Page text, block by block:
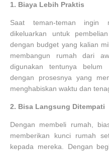
1. Biaya Lebih Praktis
Saat teman-teman ingin
dikeluarkan untuk
dengan budget yang kalian
membangun rumah dari
digunakan tentunya belum
dengan prosesnya yang
menghabiskan waktu dan
2. Bisa Langsung Ditempati
Dengan membeli rumah,
memberikan kunci rumah
kepada mereka. Dengan